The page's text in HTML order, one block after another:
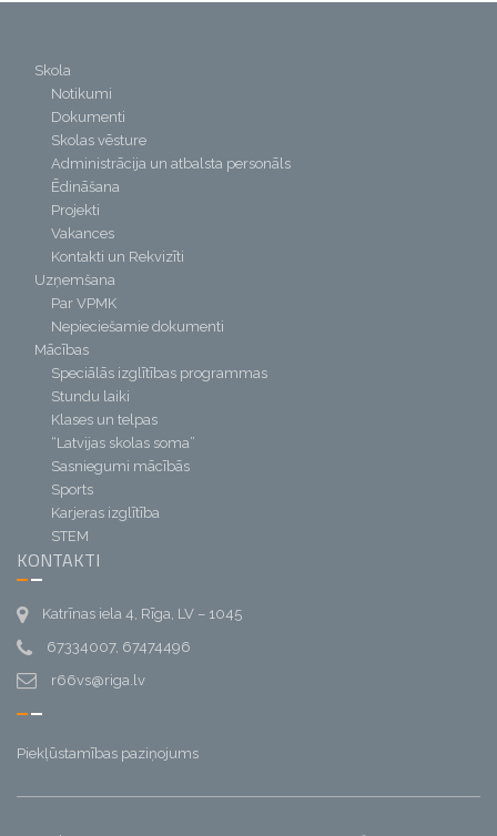
Skola
Notikumi
Dokumenti
Skolas vēsture
Administrācija un atbalsta personāls
Ēdināšana
Projekti
Vakances
Kontakti un Rekvizīti
Uzņemšana
Par VPMK
Nepieciešamie dokumenti
Mācības
Speciālās izglītības programmas
Stundu laiki
Klases un telpas
“Latvijas skolas soma”
Sasniegumi mācībās
Sports
Karjeras izglītība
STEM
KONTAKTI
Katrīnas iela 4, Rīga, LV – 1045
67334007, 67474496
r66vs@riga.lv
Piekļūstamības paziņojums